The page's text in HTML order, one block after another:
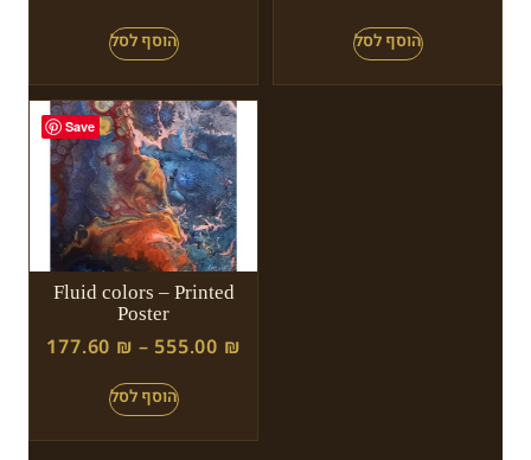
Save
Fluid colors – Printed
Poster
177.60 ₪ – 555.00 ₪